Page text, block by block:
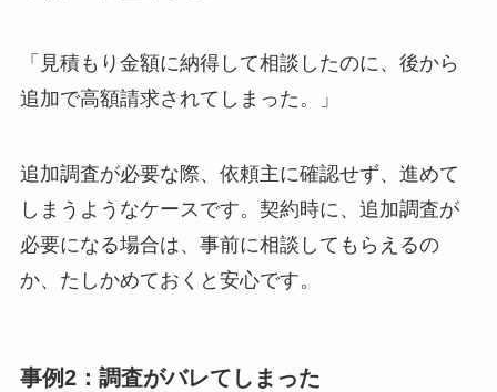
「見積もり金額に納得して相談したのに、後から
追加で高額請求されてしまった。」
追加調査が必要な際、依頼主に確認せず、進めて
しまうようなケースです。契約時に、追加調査が
必要になる場合は、事前に相談してもらえるの
か、たしかめておくと安心です。
事例2：調査がバレてしまった